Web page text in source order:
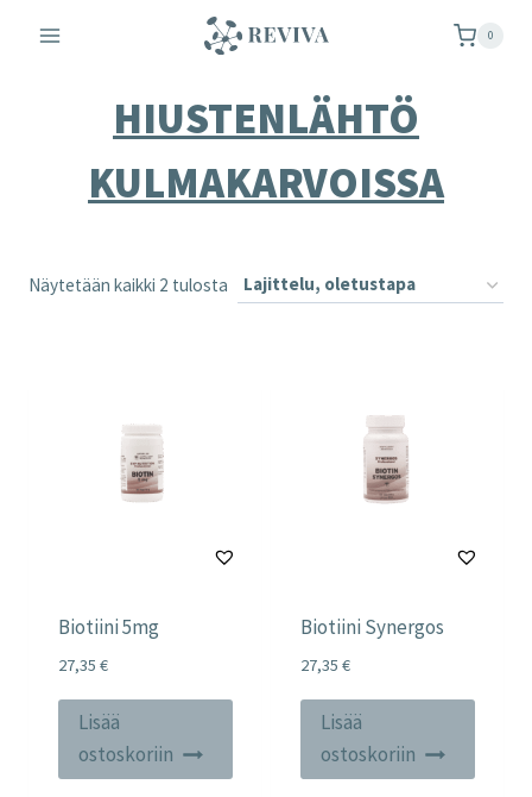
sisältöön
0
HIUSTENLÄHTÖ
KULMAKARVOISSA
Näytetään kaikki 2 tulosta
Biotiini 5mg
27,35 €
Lisää
ostoskoriin
Biotiini Synergos
27,35 €
Lisää
ostoskoriin